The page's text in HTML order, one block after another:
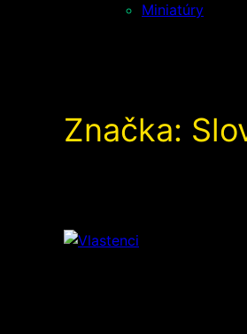
Miniatúry
Značka: